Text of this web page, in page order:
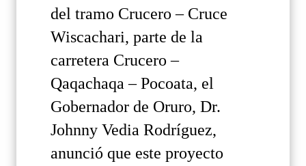
del tramo Crucero – Cruce
Wiscachari, parte de la
carretera Crucero –
Qaqachaqa – Pocoata, el
Gobernador de Oruro, Dr.
Johnny Vedia Rodríguez,
anunció que este proyecto